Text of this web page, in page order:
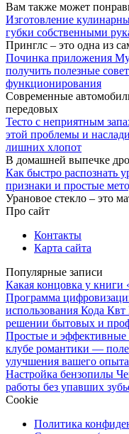
Вам также может
Изготовление
губки собственными
Принглс – это одна из
Починка приложения
получить полезные
функционирования
Современные
передовых
Тесто с неприятным
этой проблемы и
лишних хлопот
В домашней выпечке
Как быстро распознать
признаки и простые
Урановое стекло – это
Про сайт
Контакты
Карта сайта
Популярные записи
Какая концовка у книги
Программа
использования Кода
решении бытовых и
Простые и эффективные
клубе романтики —
улучшения вашего опыта
Настройка бензопилы
работы без упавших
Cookie
Политика